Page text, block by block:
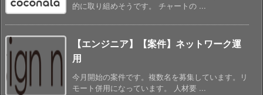
的に取り組めそうです。 チャートの ...
【エンジニア】【案件】ネットワーク運
用
今月開始の案件です。複数名を募集しています。リ
モート併用になっています。 人材要 ...